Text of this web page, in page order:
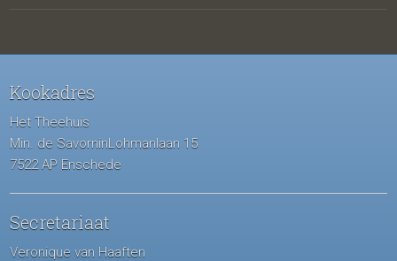
Kookadres
Het Theehuis
Min. de SavorninLohmanlaan 15
7522 AP Enschede
Secretariaat
Veronique van Haaften